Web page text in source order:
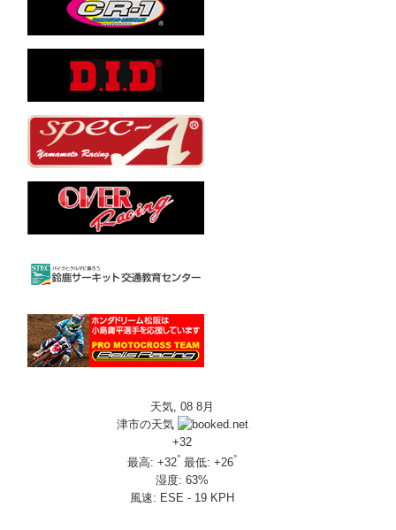
天気, 08 8月
津市の天気
+32
最高:+32° 最低:+26°
湿度:63%
風速: ESE - 19 KPH